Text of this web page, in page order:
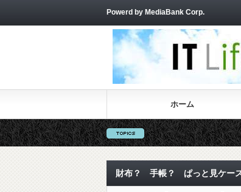
Powerd by MediaBank Corp.
ホーム
財布？ 手帳？ ぱっと見ケー